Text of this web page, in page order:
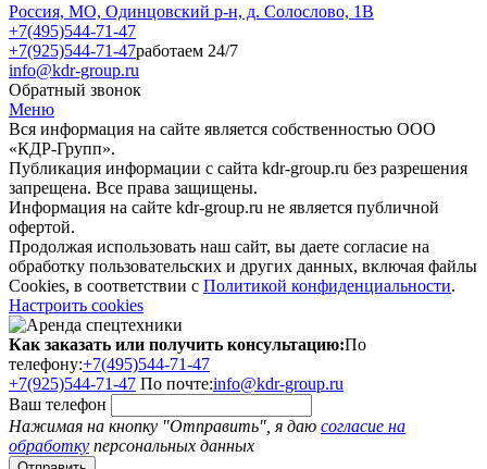
Россия, МО, Одинцовский р-н, д. Солослово, 1В
+7(495)544-71-47
+7(925)544-71-47работаем 24/7
info@kdr-group.ru
Обратный звонок
Меню
Вся информация на сайте является собственностью ООО
«КДР-Групп».
Публикация информации с сайта kdr-group.ru без разрешения
запрещена. Все права защищены.
Информация на сайте kdr-group.ru не является публичной
офертой.
Продолжая использовать наш сайт, вы даете согласие на
обработку пользовательских и других данных, включая файлы
Cookies, в соответствии с Политикой конфиденциальности.
Настроить cookies
Как заказать или получить консультацию:По
телефону:+7(495)544-71-47
+7(925)544-71-47 По почте:info@kdr-group.ru
Ваш телефон
Нажимая на кнопку "Отправить", я даю согласие на
обработку персональных данных